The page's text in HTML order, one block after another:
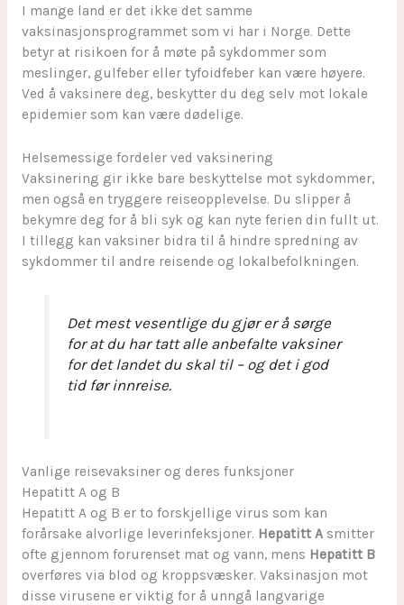
I mange land er det ikke det samme
vaksinasjonsprogrammet som vi har i Norge. Dette
betyr at risikoen for å møte på sykdommer som
meslinger, gulfeber eller tyfoidfeber kan være høyere.
Ved å vaksinere deg, beskytter du deg selv mot lokale
epidemier som kan være dødelige.
Helsemessige fordeler ved vaksinering
Vaksinering gir ikke bare beskyttelse mot sykdommer,
men også en tryggere reiseopplevelse. Du slipper å
bekymre deg for å bli syk og kan nyte ferien din fullt ut.
I tillegg kan vaksiner bidra til å hindre spredning av
sykdommer til andre reisende og lokalbefolkningen.
Det mest vesentlige du gjør er å sørge
for at du har tatt alle anbefalte vaksiner
for det landet du skal til – og det i god
tid før innreise.
Vanlige reisevaksiner og deres funksjoner
Hepatitt A og B
Hepatitt A og B er to forskjellige virus som kan
forårsake alvorlige leverinfeksjoner. Hepatitt Asmitter
ofte gjennom forurenset mat og vann, mens Hepatitt B
overføres via blod og kroppsvæsker. Vaksinasjon mot
disse virusene er viktig for å unngå langvarige